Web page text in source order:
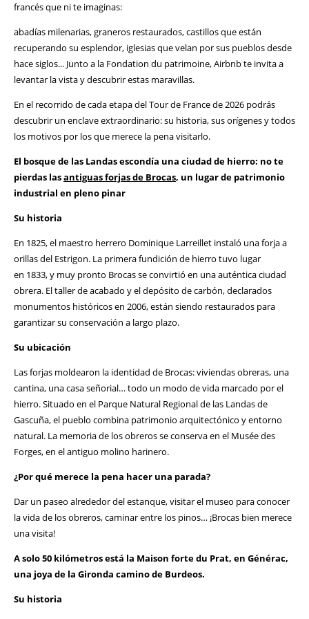
francés que ni te imaginas:
abadías milenarias, graneros restaurados, castillos que están
recuperando su esplendor, iglesias que velan por sus pueblos desde
hace siglos... Junto a la Fondation du patrimoine, Airbnb te invita a
levantar la vista y descubrir estas maravillas.
En el recorrido de cada etapa del Tour de France de 2026 podrás
descubrir un enclave extraordinario: su historia, sus orígenes y todos
los motivos por los que merece la pena visitarlo.
El bosque de las Landas escondía una ciudad de hierro: no te
pierdas lasantiguas forjas de Brocas, un lugar de patrimonio
industrial en pleno pinar
Su historia
En 1825, el maestro herrero Dominique Larreillet instaló una forja a
orillas del Estrigon. La primera fundición de hierro tuvo lugar
en 1833, y muy pronto Brocas se convirtió en una auténtica ciudad
obrera. El taller de acabado y el depósito de carbón, declarados
monumentos históricos en 2006, están siendo restaurados para
garantizar su conservación a largo plazo.
Su ubicación
Las forjas moldearon la identidad de Brocas: viviendas obreras, una
cantina, una casa señorial… todo un modo de vida marcado por el
hierro. Situado en el Parque Natural Regional de las Landas de
Gascuña, el pueblo combina patrimonio arquitectónico y entorno
natural. La memoria de los obreros se conserva en el Musée des
Forges, en el antiguo molino harinero.
¿Por qué merece la pena hacer una parada?
Dar un paseo alrededor del estanque, visitar el museo para conocer
la vida de los obreros, caminar entre los pinos… ¡Brocas bien merece
una visita!
A solo 50 kilómetros está la Maison forte du Prat, en Générac,
una joya de la Gironda camino de Burdeos.
Su historia